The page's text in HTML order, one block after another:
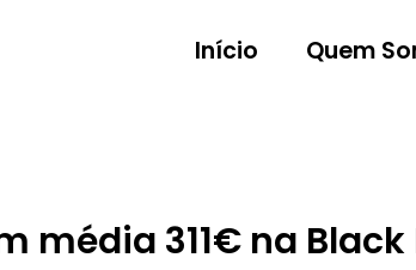
Início Quem
média 311€ na Black